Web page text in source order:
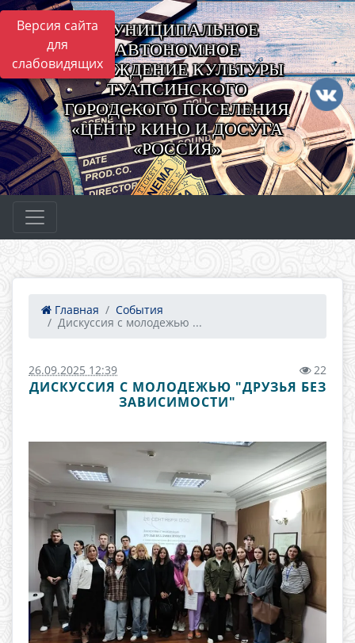
Версия сайта
для
слабовидящих
МУНИЦИПАЛЬНОЕ
АВТОНОМНОЕ
УЧРЕЖДЕНИЕ КУЛЬТУРЫ
ТУАПСИНСКОГО
ГОРОДСКОГО ПОСЕЛЕНИЯ
«ЦЕНТР КИНО И ДОСУГА
«РОССИЯ»
Главная
События
Дискуссия с молодежью ...
26.09.2025 12:39 22
ДИСКУССИЯ С МОЛОДЕЖЬЮ "ДРУЗЬЯ БЕЗ
ЗАВИСИМОСТИ"